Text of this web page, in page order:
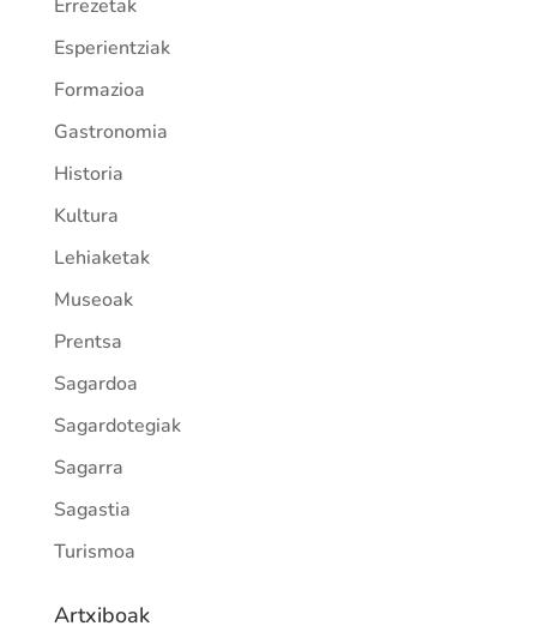
Errezetak
Esperientziak
Formazioa
Gastronomia
Historia
Kultura
Lehiaketak
Museoak
Prentsa
Sagardoa
Sagardotegiak
Sagarra
Sagastia
Turismoa
Artxiboak